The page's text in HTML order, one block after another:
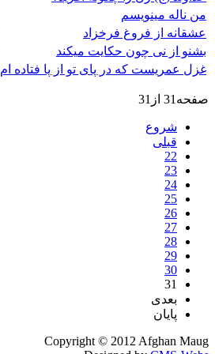
من ناله مینویسم
عشقانه از فروغ فرخزاد
بشنو از نی چون حکایت میکند
غزل عمریست که در پای تو از پا فتاده ام
صفحه31 از31
شروع
قبلی
22
23
24
25
26
27
28
29
30
31
بعدی
پایان
Copyright © 2012 Afghan Maug